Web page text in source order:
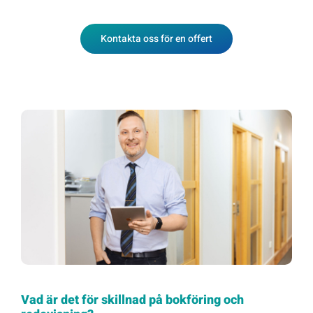
Kontakta oss för en offert
Vad är det för skillnad på bokföring och